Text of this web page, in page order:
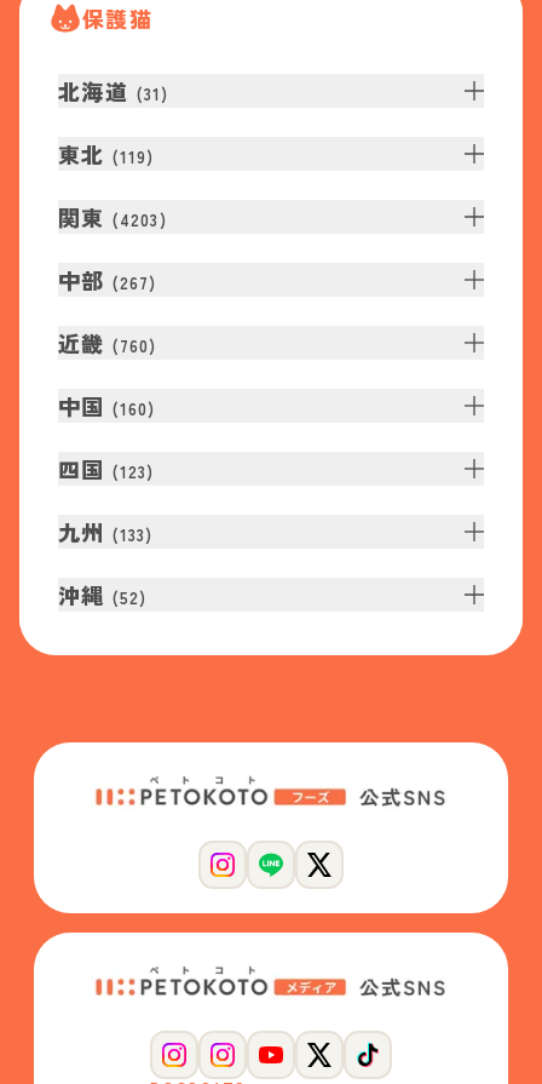
保護猫
北海道 (31 )
東北 (119)
関東 (4203 )
中部 (267)
近畿 (760)
中国 (160)
四国 (123)
九州 (133)
沖縄 (52)